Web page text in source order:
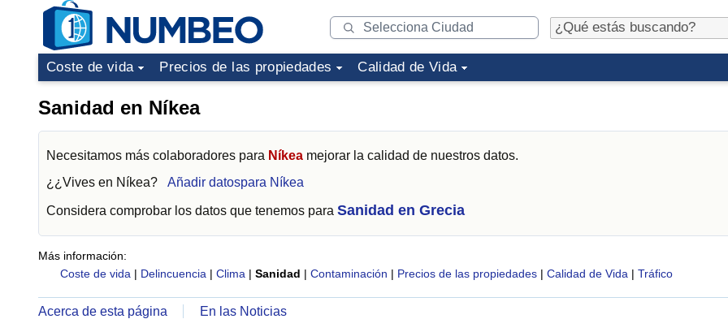
Coste de vida Precios de las propiedades Calidad de Vida
Sanidad en Níkea
Necesitamos más colaboradores para Níkea mejorar la calidad de nuestros datos.
¿¿Vives en Níkea? Añadir datospara Níkea
Considera comprobar los datos que tenemos para Sanidad en Grecia
Más información:
Coste de vida | Delincuencia | Clima | Sanidad | Contaminación | Precios de las propiedades | Calidad de Vida | Tráfico
Acerca de esta página
En las Noticias